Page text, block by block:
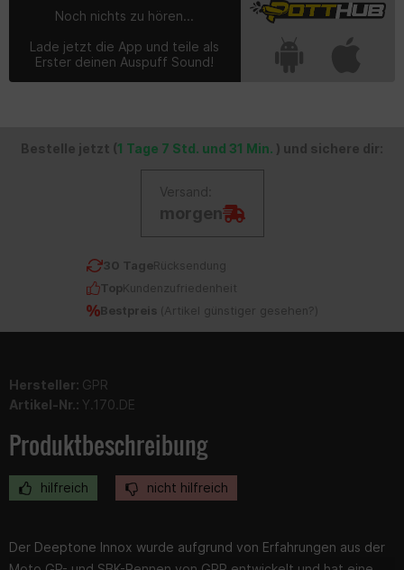
Noch nichts zu hören...
Lade jetzt die App und teile als
Erster deinen Auspuff Sound!
Bestelle jetzt (1 Tage 7 Std. und 31 Min. ) und sichere dir:
Versand:
morgen
30 TageRücksendung
TopKundenzufriedenheit
Bestpreis ( Artikel günstiger gesehen? )
Hersteller: GPR
Artikel-Nr.: Y.170.DE
Produktbeschreibung
hilfreich nicht hilfreich
Der Deeptone Innox wurde aufgrund von Erfahrungen aus der